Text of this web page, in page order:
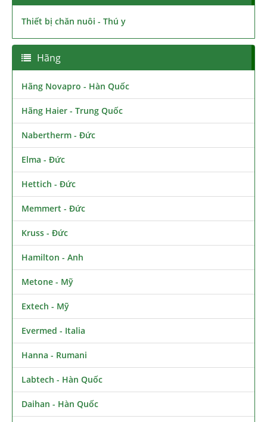
Thiết bị chăn nuôi - Thú y
Hãng
Hãng Novapro - Hàn Quốc
Hãng Haier - Trung Quốc
Nabertherm - Đức
Elma - Đức
Hettich - Đức
Memmert - Đức
Kruss - Đức
Hamilton - Anh
Metone - Mỹ
Extech - Mỹ
Evermed - Italia
Hanna - Rumani
Labtech - Hàn Quốc
Daihan - Hàn Quốc